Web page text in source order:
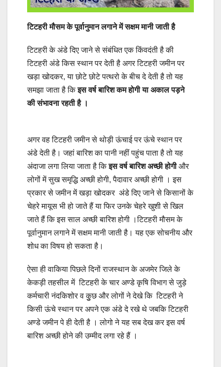
टिटहरी मौसम के पूर्वानुमान लगाने में सक्षम मानी जाती है
टिटहरी के अंडे दिए जाने से संबंधित एक किंवदंती है की
टिटहरी अंडे किस स्थान पर देती है अगर टिटहरी जमीन पर
खड़ा खोदकर, या छोटे छोटे पत्थरो के बीच दे देती है तो यह
समझा जाता है किइस वर्ष बारिश कम होगी या अकाल पड़ने
की संभावना रहती है ।
अगर वह टिटहरी जमीन से थोड़ी ऊंचाई पर ऊंचे स्थान पर
अंडे देती है। जहां बारिश का पानी नहीं पहुंच पाता है तो यह
अंदाजा लगा लिया जाता है किइस वर्ष बारिश अच्छी होगीऔर
लोगों में सुख समृद्धि अच्छी होगी, पैदावार अच्छी होगी । इस
प्रकार से जमीन में खड़ा खोदकर अंडे दिए जाने से किसानों के
चेहरे मायूस भी हो जाते हैं या फिर उनके चेहरे खुशी से खिल
जाते हैं कि इस साल अच्छी बारिश होगी ।टिटहरी मौसम के
पूर्वानुमान लगाने में सक्षम मानी जाती है। यह एक सोचनीय और
शोध का विषय हो सकता है।
ऐसा ही वाकिया पिछले दिनों राजस्थान के अजमेर जिले के
केकड़ी तहसील में टिटहरी के चार अण्डे कृषि विभाग से जुड़े
कर्मचारी नंदकिशोर व कुुुछ और लोगों ने देखे कि टिटहरी ने
किसी ऊंचे स्थान पर अपने एक अंडे दे रखे थे जबकि टिटहरी
अण्डे जमीन पे ही देती है । लोगो ने यह सब देख कर इस वर्ष
बारिश अच्छी होने की उम्मीद लगा रहे हैं ।